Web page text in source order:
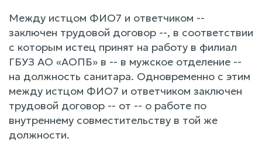
Между истцом ФИО7 и ответчиком --
заключен трудовой договор --, в соответствии
с которым истец принят на работу в филиал
ГБУЗ АО «АОПБ» в -- в мужское отделение --
на должность санитара. Одновременно с этим
между истцом ФИО7 и ответчиком заключен
трудовой договор -- от -- о работе по
внутреннему совместительству в той же
должности.